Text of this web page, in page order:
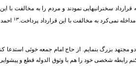
سخنرانیهایی نمودند و مردم را به مخالفت با این
نمی‌کرد به مخالفت با این قرارداد پرداخت.۱۳
بزرگ بنمایم. از حاج امام جمعه خوئی استدعا
رابطه شخصی خود را هم با وثوق الدوله قطع و